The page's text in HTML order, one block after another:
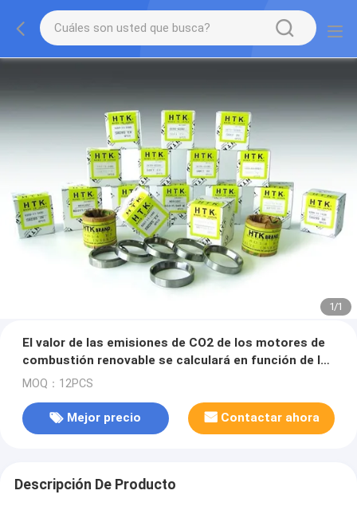
1/1
El valor de las emisiones de CO2 de los motores de
combustión renovable se calculará en función de las
condiciones siguientes:
MOQ：12PCS
Mejor precio Contactar ahora
Descripción De Producto